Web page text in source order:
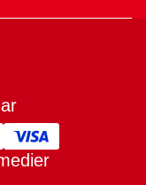
E-handel